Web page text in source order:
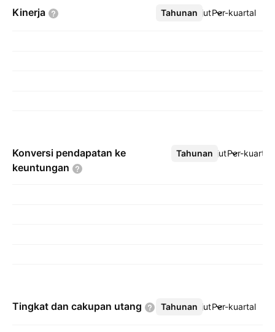
Kinerja Tahunan Per-kuartal
Lebih lanjut
Konversi pendapatan ke
keuntungan
Tahunan Per-kuartal
Lebih lanjut
Tingkat dan cakupan utang Tahunan Per-kuartal
Lebih lanjut